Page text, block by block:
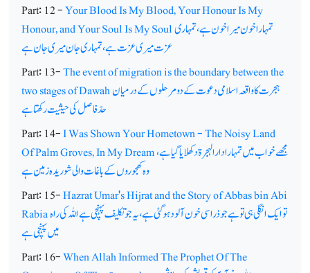
Part: 12 -Your Blood Is My Blood, Your Honour Is My
Honour, and Your Soul Is My Soulتمہارا خون میرا خون ہے، تمہاری
عزت میری عزت ہے، تمہاری جان میری جان ہے
Part: 13-The event of migration is the boundary between the
two stages of Dawahہجرت کا واقعہ اسلامی دعوت کے دو مرحلوں کے درمیان
حدّ فاصل کی حیثیت رکھتا ہے
Part: 14-I Was Shown Your Hometown - The Noisy Land
Of Palm Groves, In My Dreamمجھے خواب میں تمہارا دارالہجرۃ دکھلایا گیا ہے،
وہ کھجوروں کے باغات والی شوریدہ زمین ہے
Part: 15-Hazrat Umar's Hijrat and the Story of Abbas bin Abi
Rabiaتو ایک انگلی ہی تو ہے جو ذرا سی خون آلود ہوگئی ہے،یہ جو تکلیف پہنچی ہے اللہ کی راہ
میں پہنچی ہے
Part: 16-When Allah Informed The Prophet Of The